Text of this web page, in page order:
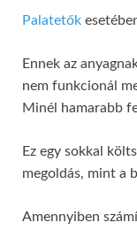
Palatetők
Ennek az
nem funkcionál
Minél hamarabb
Ez egy sokkal
megoldás, mint a
Amennyiben